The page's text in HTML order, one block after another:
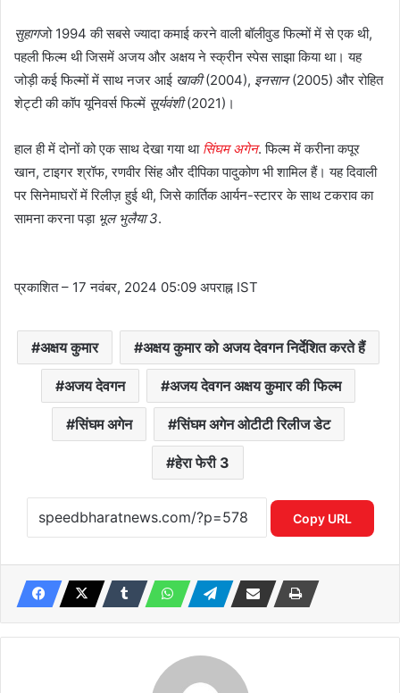
सुहागजो 1994 की सबसे ज्यादा कमाई करने वाली बॉलीवुड फिल्मों में से एक थी,
पहली फिल्म थी जिसमें अजय और अक्षय ने स्क्रीन स्पेस साझा किया था। यह
जोड़ी कई फिल्मों में साथ नजर आई खाकी(2004), इनसान(2005) और रोहित
शेट्टी की कॉप यूनिवर्स फिल्में सूर्यवंशी(2021)।
हाल ही में दोनों को एक साथ देखा गया था सिंघम अगेन. फिल्म में करीना कपूर
खान, टाइगर श्रॉफ, रणवीर सिंह और दीपिका पादुकोण भी शामिल हैं। यह दिवाली
पर सिनेमाघरों में रिलीज़ हुई थी, जिसे कार्तिक आर्यन-स्टारर के साथ टकराव का
सामना करना पड़ा भूल भुलैया 3.
प्रकाशित– 17 नवंबर, 2024 05:09 अपराह्न IST
अक्षय कुमार अक्षय कुमार को अजय देवगन निर्देशित करते हैं
अजय देवगन अजय देवगन अक्षय कुमार की फिल्म
सिंघम अगेन सिंघम अगेन ओटीटी रिलीज डेट
हेरा फेरी 3
Copy URL